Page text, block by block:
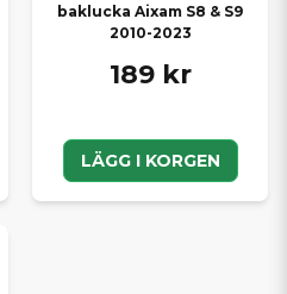
baklucka Aixam S8 & S9
2010-2023
189 kr
LÄGG I KORGEN